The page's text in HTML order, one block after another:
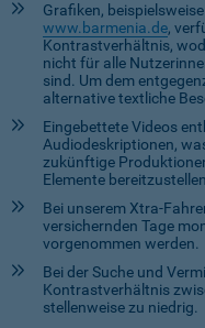
Grafiken,
www.barmenia.de,
Kontrastverhältnis,
nicht für alle
sind. Um dem
alternative textliche
Eingebettete Videos
Audiodeskriptionen,
zukünftige
Elemente
Bei unserem Xtra-
versichernden Tage
vorgenommen werden.
Bei der Suche und
Kontrastverhältnis
stellenweise zu niedrig.